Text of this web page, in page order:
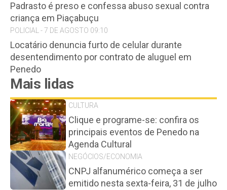
Padrasto é preso e confessa abuso sexual contra
criança em Piaçabuçu
POLICIAL - 7 DE AGOSTO 09:10
Locatário denuncia furto de celular durante
desentendimento por contrato de aluguel em
Penedo
Mais lidas
CULTURA
Clique e programe-se: confira os
principais eventos de Penedo na
Agenda Cultural
NEGÓCIOS/ECONOMIA
CNPJ alfanumérico começa a ser
emitido nesta sexta-feira, 31 de julho